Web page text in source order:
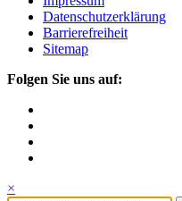
Datenschutzerklärung
Barrierefreiheit
Sitemap
Folgen Sie uns auf:
×